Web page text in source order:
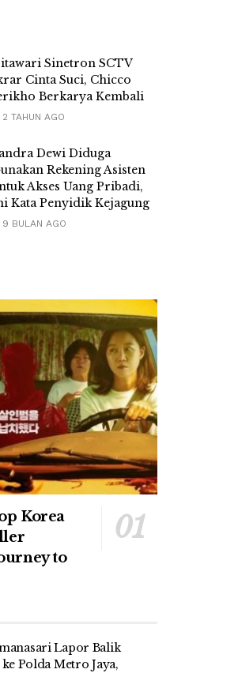
Sinetron SCTV
Cinta Suci, Chicco
Berkarya Kembali
2 TAHUN AGO
Dewi Diduga
Rekening Asisten
Akses Uang Pribadi,
Kata Penyidik Kejagung
9 BULAN AGO
Korea
to
Lapor Balik
Polda Metro Jaya,